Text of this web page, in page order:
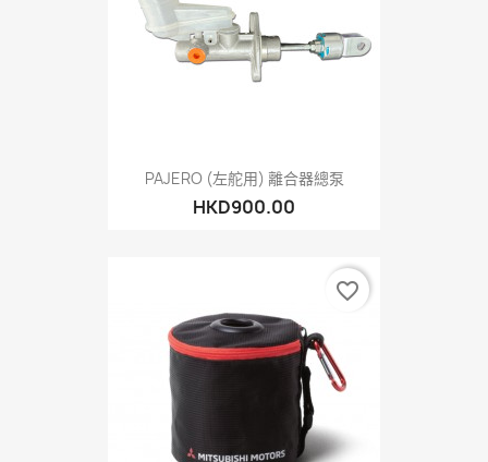
PAJERO (左舵用) 離合器總泵
HKD900.00
favorite_border